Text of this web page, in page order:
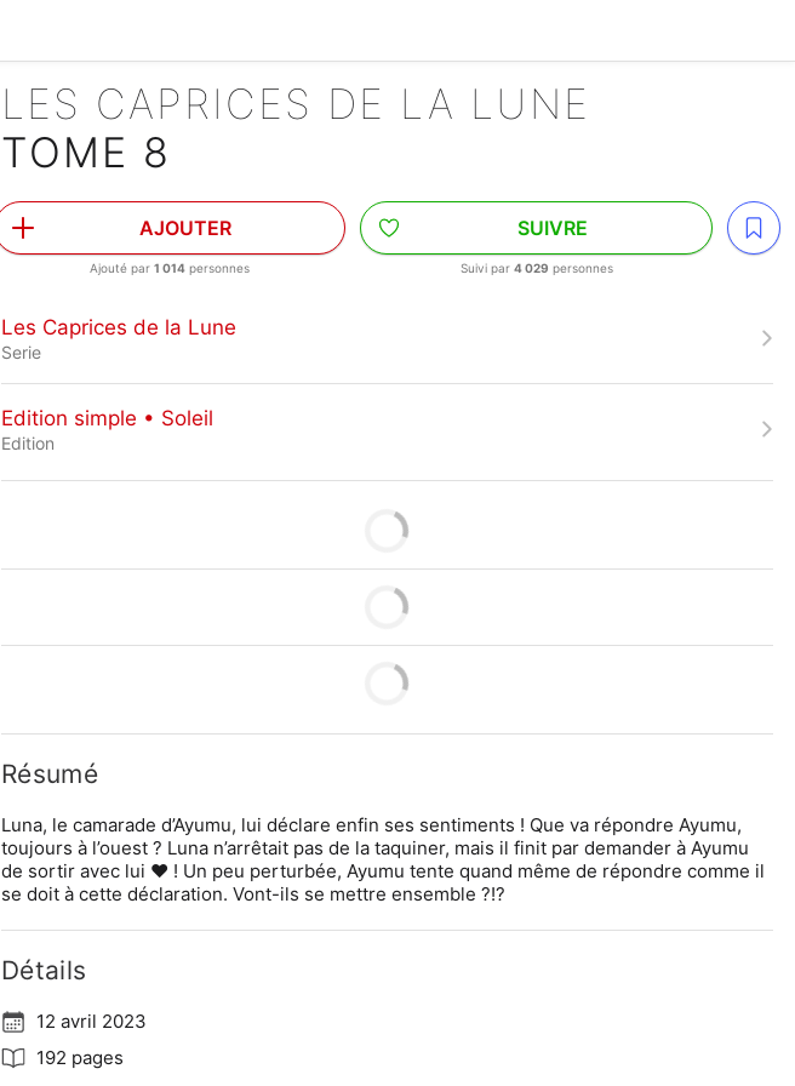
LES CAPRICES DE LA LUNE
TOME 8
AJOUTER
Ajouté par1 014 personnes
SUIVRE
Suivi par 4 029 personnes
Les Caprices de la Lune
Serie
Edition simple • Soleil
Edition
Résumé
Luna, le camarade d’Ayumu, lui déclare enfin ses sentiments ! Que va répondre Ayumu,
toujours à l’ouest ? Luna n’arrêtait pas de la taquiner, mais il finit par demander à Ayumu
de sortir avec lui ♥ ! Un peu perturbée, Ayumu tente quand même de répondre comme il
se doit à cette déclaration. Vont-ils se mettre ensemble ?!?
Détails
12 avril 2023
192 pages